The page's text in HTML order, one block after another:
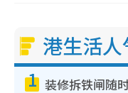
港生活
1